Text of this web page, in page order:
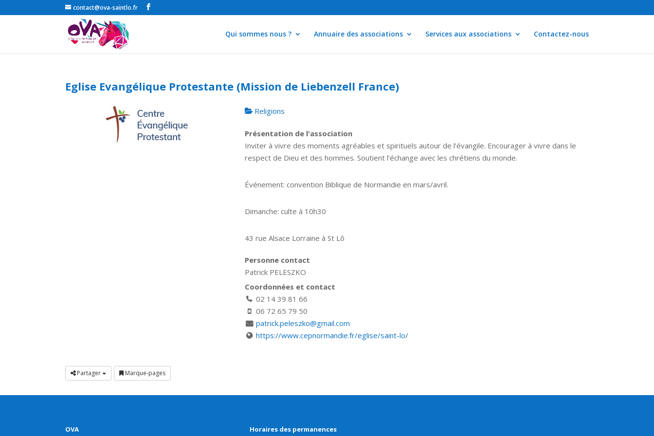
contact@ova-saintlo.fr
Qui sommes nous ? Annuaire des associations Services aux associations Contactez-nous
Eglise Evangélique Protestante (Mission de Liebenzell France)
Religions
Présentation de l'association
Inviter à vivre des moments agréables et spirituels autour de l’évangile. Encourager à vivre dans le
respect de Dieu et des hommes. Soutient l’échange avec les chrétiens du monde.
Événement: convention Biblique de Normandie en mars/avril.
Dimanche: culte à 10h30
43 rue Alsace Lorraine à St Lô
Personne contact
Patrick PELESZKO
Coordonnées et contact
02 14 39 81 66
06 72 65 79 50
patrick.peleszko@gmail.com
https://www.cepnormandie.fr/eglise/saint-lo/
Partager Marque-pages
OVA Horaires des permanences